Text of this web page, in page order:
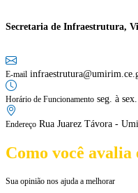
Secretaria de Infraestrutura,
E-mail
Horário de Funcionamento seg. à
Endereço Rua Juarez Távora -
Como você avalia
Sua opinião nos ajuda a melhorar